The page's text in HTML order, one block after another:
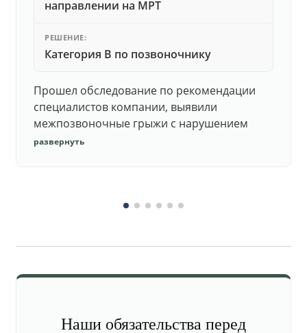
направлении на МРТ
РЕШЕНИЕ:
Категория В по позвоночнику
Прошел обследование по рекомендации
специалистов компании, выявили
межпозвоночные грыжи с нарушением
функций. Юристы подготовили документы,
развернуть
Наши обязательства перед